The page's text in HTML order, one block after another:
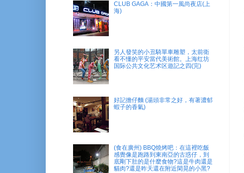
CLUB GAGA：中國第一風尚夜店(上
海)
另人發笑的小丑騎單車雕塑，太前衛
看不懂的平安當代美術館。上海红坊
国际公共文化艺术区遊記之四(完)
好記擔仔麵 (湯頭非常之好，有著濃郁
蝦子的香氣)
(食在廣州) BBQ燒烤吧：在這裡吃飯
感覺像是跑路到東南亞的古惑仔，到
底剛下肚的是什麼食物?這是牛肉還是
貓肉?還是昨天還在附近閑晃的小黑?